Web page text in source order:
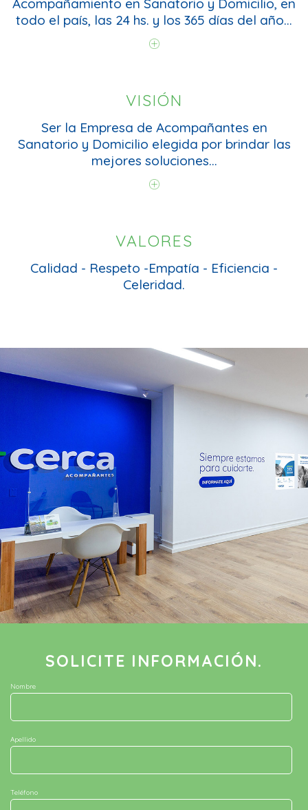
Acompañamiento en Sanatorio y Domicilio, en
todo el país, las 24 hs. y los 365 días del año...
VISIÓN
Ser la Empresa de Acompañantes en
Sanatorio y Domicilio elegida por brindar las
mejores soluciones...
VALORES
Calidad - Respeto -Empatía - Eficiencia -
Celeridad.
SOLICITE INFORMACIÓN.
Nombre
Apellido
Teléfono